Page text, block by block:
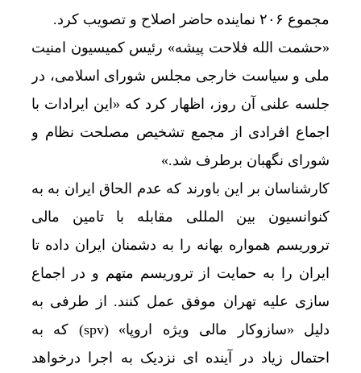
مجموع ۲۰۶ نماینده حاضر اصلاح و تصویب کرد.
«حشمت الله فلاحت‌ پیشه» رئیس کمیسیون امنیت
‌ملی و سیاست‌ خارجی مجلس شورای اسلامی، در
جلسه علنی آن روز، اظهار کرد که «این ایرادات با
اجماع افرادی از مجمع تشخیص مصلحت نظام و
شورای نگهبان برطرف شد.»
کارشناسان بر این باورند که عدم الحاق ایران به به
کنوانسیون بین المللی مقابله با تامین مالی
تروریسم همواره بهانه را به دشمنان ایران داده تا
ایران را به حمایت از تروریسم متهم و در اجماع
سازی علیه تهران موفق عمل کنند. از طرفی به
دلیل «سازوکار مالی ویژه اروپا» (spv) که به
احتمال زیاد در آینده ای نزدیک به اجرا درخواهد